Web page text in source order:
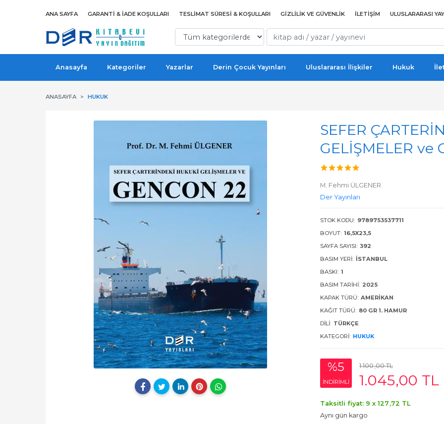
ANA SAYFA GARANTI & İADE KOŞULLARI TESLIMAT SÜRESI & KOŞULLARI GIZLILIK VE GÜVENLIK İLETIŞIM ULUSLARARASI
Anasayfa Kategoriler Yazarlar Derin Çocuk Yayınları Uluslararası İlişkiler Hukuk
ANASAYFA HUKUK
SEFER
GELİŞMELER ve
M. Fehmi ÜLGENER
Der Yayınları
STOK KODU: 9789753537711
BOYUT: 16,5X23,5
SAYFA SAYISI: 392
BASIM YERI: İSTANBUL
BASKI: 1
BASIM TARIHI: 2025
KAPAK TÜRÜ: AMERIKAN
KAĞIT TÜRÜ: 80 GR 1. HAMUR
DILI: TÜRKÇE
KATEGORI: HUKUK
%5
INDIRIMLI
1.100,00TL
1.045,00 TL
Taksitli fiyat: 9 x 127 ,72 TL
Aynı gün kargo